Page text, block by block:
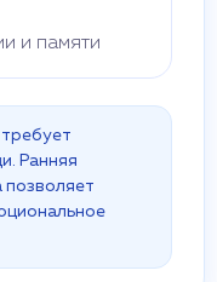
и памяти
Ранняя
позволяет